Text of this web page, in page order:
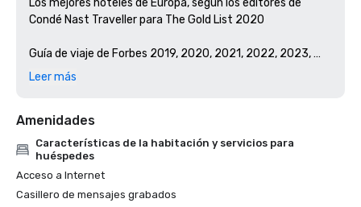
Los mejores hoteles de Europa, según los editores de
Condé Nast Traveller para The Gold List 2020
Guía de viaje de Forbes 2019, 2020, 2021, 2022, 2023,
2024
Leer más
Amenidades
Características de la habitación y servicios para
huéspedes
Acceso a Internet
Casillero de mensajes grabados